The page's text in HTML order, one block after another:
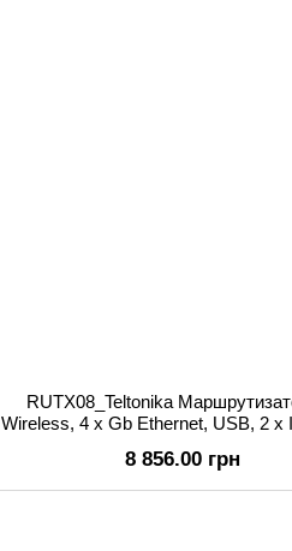
RUTX08_Teltonika
Wireless, 4 x Gb Ethernet, USB, 2 x
8 856.00 грн